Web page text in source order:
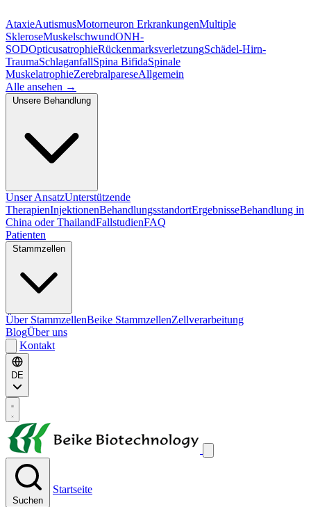
AtaxieAutismusMotorneuron ErkrankungenMultiple
SkleroseMuskelschwundONH-
SODOpticusatrophieRückenmarksverletzungSchädel-Hirn-
TraumaSchlaganfallSpina BifidaSpinale
MuskelatrophieZerebralpareseAllgemein
Alle ansehen →
Unser AnsatzUnterstützende
TherapienInjektionenBehandlungsstandortErgebnisseBehandlung in
China oder ThailandFallstudienFAQ
Patienten
Über StammzellenBeike StammzellenZellverarbeitung
BlogÜber uns
Kontakt
DE
Suchen
Startseite